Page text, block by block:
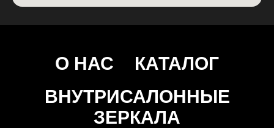
О НАС
КАТАЛОГ
ВНУТРИСАЛОННЫЕ
ЗЕРКАЛА